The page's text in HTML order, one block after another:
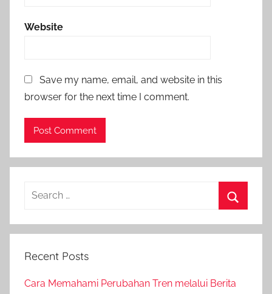
Website
Save my name, email, and website in this
browser for the next time I comment.
Recent Posts
Cara Memahami Perubahan Tren melalui Berita